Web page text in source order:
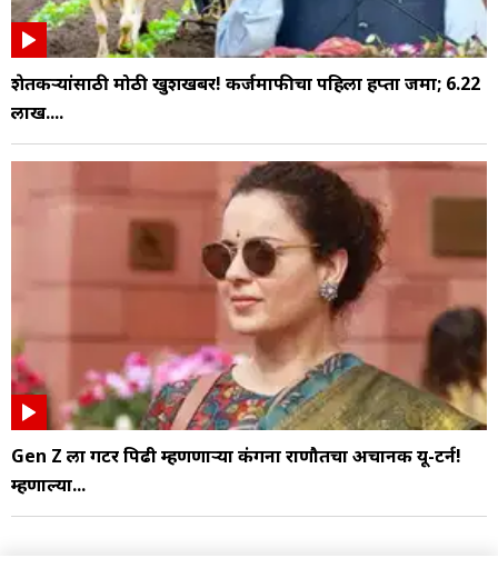
शेतकऱ्यांसाठी मोठी खुशखबर! कर्जमाफीचा पहिला हप्ता जमा; 6.22
लाख....
Gen Z ला गटर पिढी म्हणणाऱ्या कंगना राणौतचा अचानक यू-टर्न!
म्हणाल्या...